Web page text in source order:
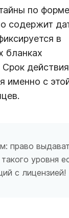
по форме
содержит
в
бланках
именно с
право
уровня
с лицензией!